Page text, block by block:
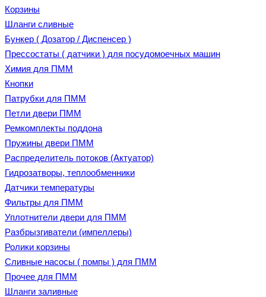
Корзины
Шланги сливные
Бункер ( Дозатор / Диспенсер )
Прессостаты ( датчики ) для посудомоечных машин
Химия для ПММ
Кнопки
Патрубки для ПММ
Петли двери ПММ
Ремкомплекты поддона
Пружины двери ПММ
Распределитель потоков (Актуатор)
Гидрозатворы, теплообменники
Датчики температуры
Фильтры для ПММ
Уплотнители двери для ПММ
Разбрызгиватели (импеллеры)
Ролики корзины
Сливные насосы ( помпы ) для ПММ
Прочее для ПММ
Шланги заливные